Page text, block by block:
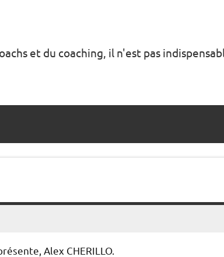
et du coaching, il n'est pas
Alex CHERILLO.